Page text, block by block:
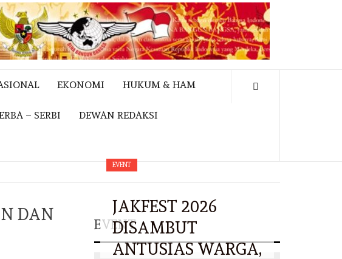
EKONOMI HUKUM & HAM
– SERBI DEWAN REDAKSI
DAN
EVENT
EVENT
JAKFEST 2026
DISAMBUT
ANTUSIAS WARGA,